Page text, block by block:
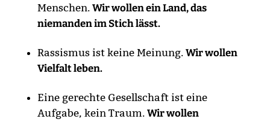
Menschen. Wir wollen ein Land, das
niemanden im Stich lässt.
Rassismus ist keine Meinung. Wir wollen
Vielfalt leben.
Eine gerechte Gesellschaft ist eine
Aufgabe, kein Traum. Wir wollen